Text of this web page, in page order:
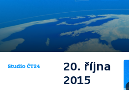
20. října
2015